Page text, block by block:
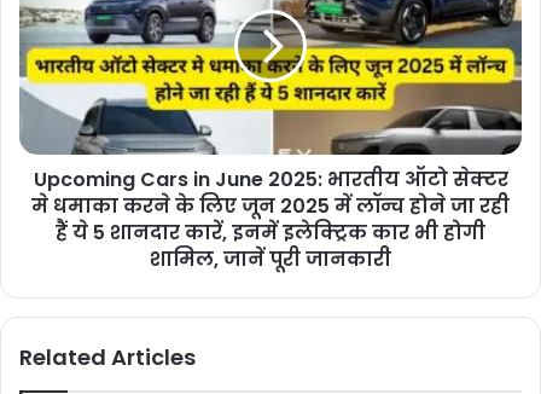
Upcoming Cars in June 2025: भारतीय ऑटो सेक्टर
मे धमाका करने के लिए जून 2025 में लॉन्च होने जा रही
हैं ये 5 शानदार कारें, इनमें इलेक्ट्रिक कार भी होगी
शामिल, जानें पूरी जानकारी
Related Articles